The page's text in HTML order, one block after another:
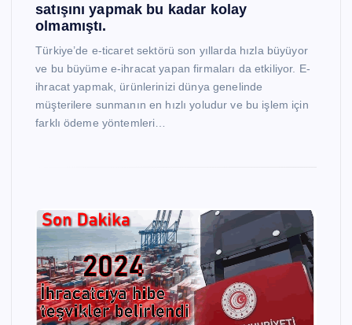
satışını yapmak bu kadar kolay
olmamıştı.
Türkiye’de e-ticaret sektörü son yıllarda hızla büyüyor
ve bu büyüme e-ihracat yapan firmaları da etkiliyor. E-
ihracat yapmak, ürünlerinizi dünya genelinde
müşterilere sunmanın en hızlı yoludur ve bu işlem için
farklı ödeme yöntemleri…